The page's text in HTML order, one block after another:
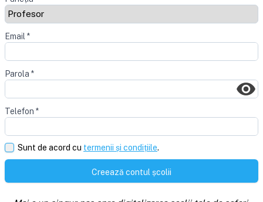
Email *
Parola *
Telefon *
Sunt de acord cu termenii și condițiile.
Creează contul școlii